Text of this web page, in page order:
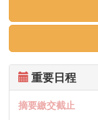
重要日程
摘要繳交截止